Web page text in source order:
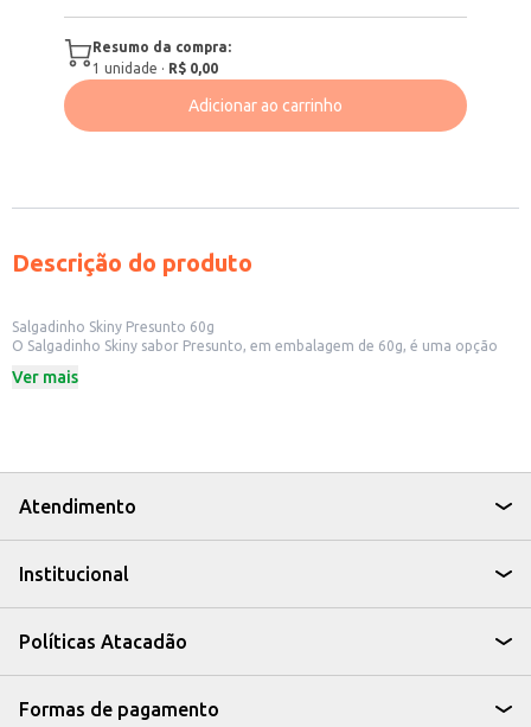
Resumo da compra:
1 unidade · R$ 0,00
Adicionar ao carrinho
Descrição do produto
Salgadinho Skiny Presunto 60g
O Salgadinho Skiny sabor Presunto, em embalagem de 60g, é uma opção
escritório ou para revenda em pequenos comércios, como mercados e
Uma boa opção para oferecer em festas e eventos.
Ótimo para revenda em estabelecimentos comerciais.
Com o Salgadinho Skiny Presunto, você tem um produto saboroso e
Ver mais
Atendimento
Institucional
Políticas Atacadão
Formas de pagamento